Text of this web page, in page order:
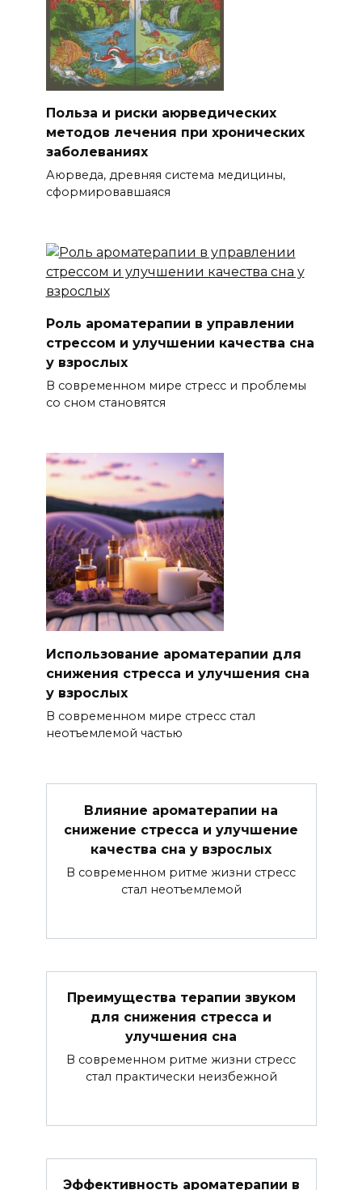
Польза и риски аюрведических
методов лечения при хронических
заболеваниях
Аюрведа, древняя система медицины,
сформировавшаяся
Роль ароматерапии в управлении
стрессом и улучшении качества сна
у взрослых
В современном мире стресс и проблемы
со сном становятся
Использование ароматерапии для
снижения стресса и улучшения сна
у взрослых
В современном мире стресс стал
неотъемлемой частью
Влияние ароматерапии на
снижение стресса и улучшение
качества сна у взрослых
В современном ритме жизни стресс
стал неотъемлемой
Преимущества терапии звуком
для снижения стресса и
улучшения сна
В современном ритме жизни стресс
стал практически неизбежной
Эффективность ароматерапии в